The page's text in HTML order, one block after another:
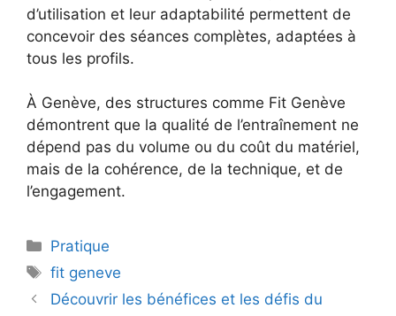
d’utilisation et leur adaptabilité permettent de
concevoir des séances complètes, adaptées à
tous les profils.
À Genève, des structures comme Fit Genève
démontrent que la qualité de l’entraînement ne
dépend pas du volume ou du coût du matériel,
mais de la cohérence, de la technique, et de
l’engagement.
Catégories
Pratique
Étiquettes
fit geneve
Découvrir les bénéfices et les défis du